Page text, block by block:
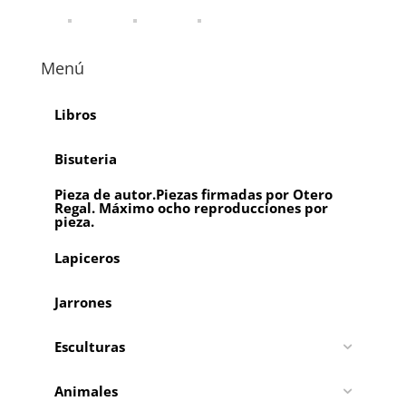
Menú
Libros
Bisuteria
Pieza de autor.Piezas firmadas por Otero
Regal. Máximo ocho reproducciones por
pieza.
Lapiceros
Jarrones
Esculturas
Animales